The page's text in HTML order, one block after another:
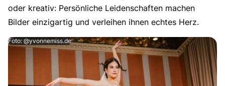
oder kreativ: Persönliche Leidenschaften machen
Bilder einzigartig und verleihen ihnen echtes Herz.
Foto: @yvonnemiss.de